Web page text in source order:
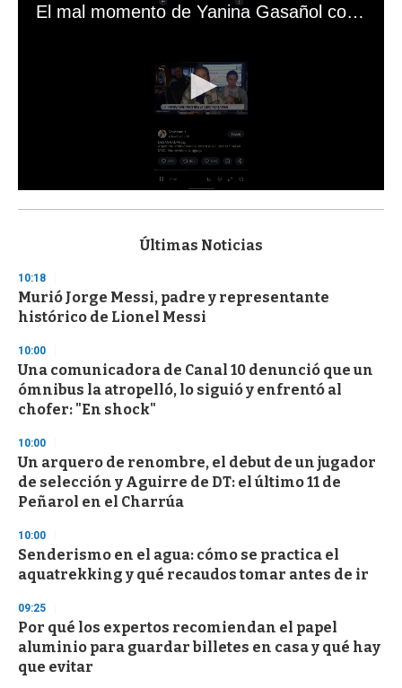
El mal momento de Yanina Gasañol con un hincha argentino en "Subrayado"
s
d
s
o
f
3
s
e
c
o
d
s
Últimas Noticias
10:18
Murió Jorge Messi, padre y representante
histórico de Lionel Messi
10:00
Una comunicadora de Canal 10 denunció que un
ómnibus la atropelló, lo siguió y enfrentó al
chofer: "En shock"
10:00
Un arquero de renombre, el debut de un jugador
de selección y Aguirre de DT: el último 11 de
Peñarol en el Charrúa
10:00
Senderismo en el agua: cómo se practica el
aquatrekking y qué recaudos tomar antes de ir
09:25
Por qué los expertos recomiendan el papel
aluminio para guardar billetes en casa y qué hay
que evitar